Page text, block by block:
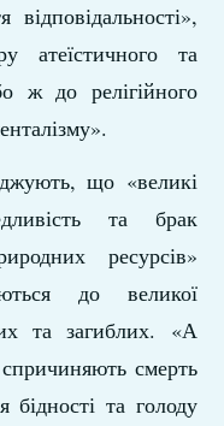
атеїстичного та
ж до релігійного
що «великі
та брак
ресурсів»
до великої
та загиблих. «А
смерть
бідності та голоду